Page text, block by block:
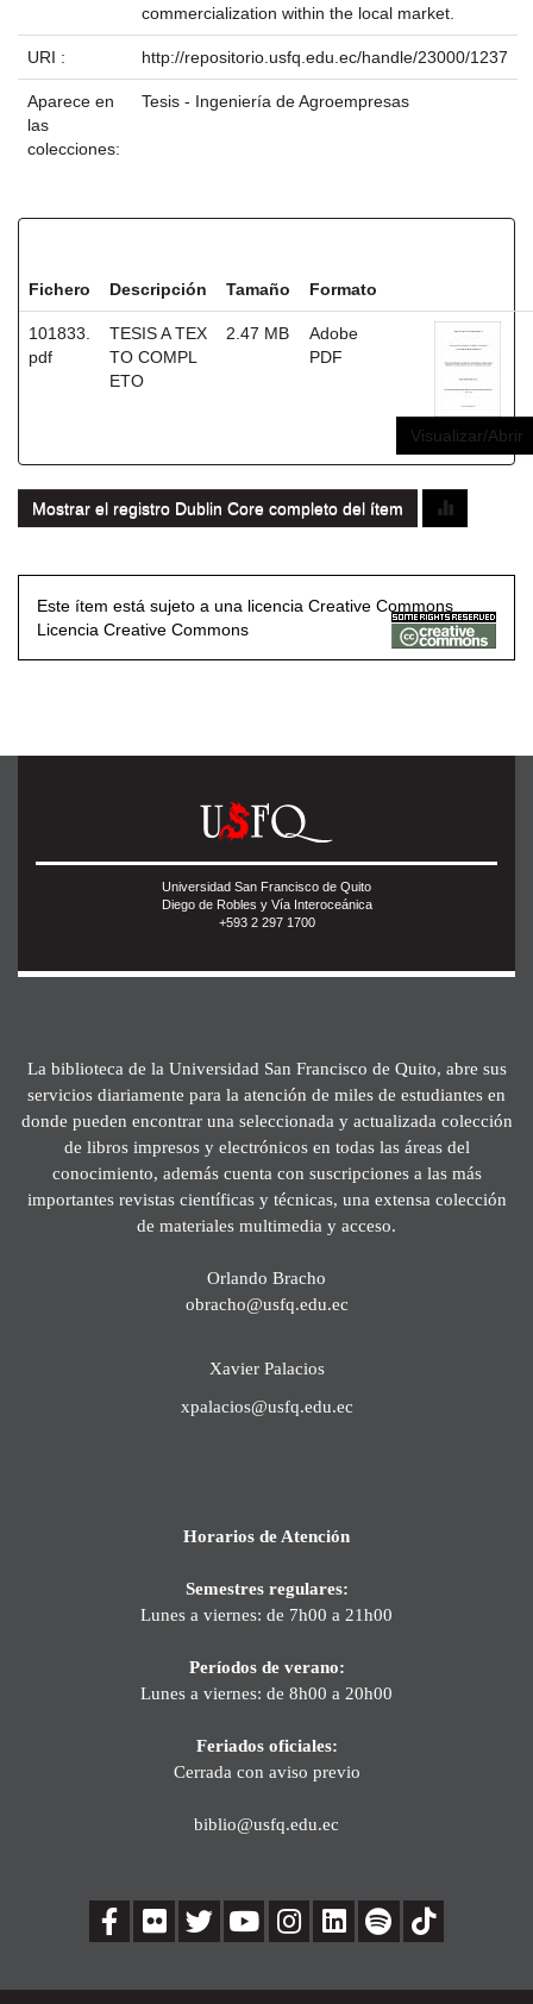
commercialization within the local market.
URI : http://repositorio.usfq.edu.ec/handle/23000/1237
Aparece en
las
colecciones:
Tesis - Ingeniería de Agroempresas
Fichero Descripción Tamaño Formato
101833.
pdf
TESIS A TEX
TO COMPL
ETO
2.47 MB
Adobe
PDF
Visualizar/Abrir
Mostrar el registro Dublin Core completo del ítem
Este ítem está sujeto a una licencia Creative Commons
Licencia Creative Commons
Universidad San Francisco de Quito
Diego de Robles y Vía Interoceánica
+593 2 297 1700
La biblioteca de la Universidad San Francisco de Quito, abre sus
servicios diariamente para la atención de miles de estudiantes en
donde pueden encontrar una seleccionada y actualizada colección
de libros impresos y electrónicos en todas las áreas del
conocimiento, además cuenta con suscripciones a las más
importantes revistas científicas y técnicas, una extensa colección
de materiales multimedia y acceso.
Orlando Bracho
obracho@usfq.edu.ec
Xavier Palacios
xpalacios@usfq.edu.ec
Horarios de Atención
Semestres regulares:
Lunes a viernes: de 7h00 a 21h00
Períodos de verano:
Lunes a viernes: de 8h00 a 20h00
Feriados oficiales:
Cerrada con aviso previo
biblio@usfq.edu.ec